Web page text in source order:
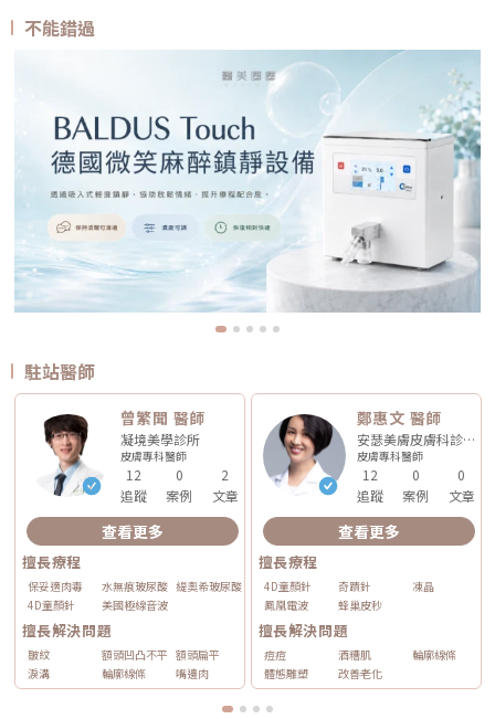
不能錯過
駐站醫師
曾繁聞 醫師
凝境美學診所
皮膚專科醫師
12
追蹤
0
案例
2
文章
查看更多
擅長療程
保妥適肉毒 水無痕玻尿酸 緹奧希玻尿酸
4D童顏針
美國極線音波
擅長解決問題
皺紋 額頭凹凸不平 額頭扁平
淚溝
輪廓線條 嘴邊肉
鄭惠文 醫師
安瑟美膚皮膚科診所
皮膚專科醫師
12
追蹤
0
案例
0
文章
查看更多
擅長療程
4D童顏針 奇蹟針
凍晶
鳳凰電波
蜂巢皮秒
擅長解決問題
痘痘 酒糟肌
輪廓線條
體態雕塑
改善老化